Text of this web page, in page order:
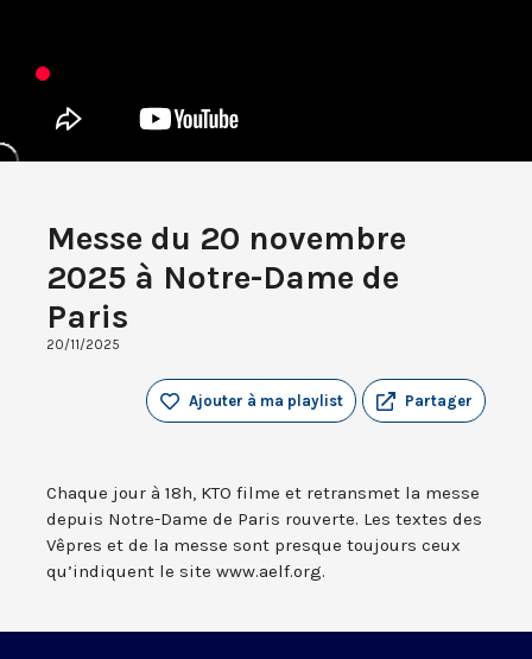
Messe du 20 novembre
2025 à Notre-Dame de
Paris
20/11/2025
Partager
Ajouter à ma playlist
Chaque jour à 18h, KTO filme et retransmet la messe
depuis Notre-Dame de Paris rouverte. Les textes des
Vêpres et de la messe sont presque toujours ceux
qu’indiquent le site www.aelf.org.